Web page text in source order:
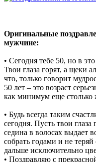
Оригинальные
мужчине:
• Сегодня тебе 50, но в
Твои глаза горят, а щеки
что, только говорит
50 лет – это возраст
как минимум еще столько
• Будь всегда таким
сегодня. Пусть твои
седина в волосах выдает
собрать годами и не
дальше исключительно
• Поздравляю с